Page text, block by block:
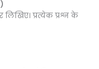
लिखिए। प्रत्येक प्रश्न के